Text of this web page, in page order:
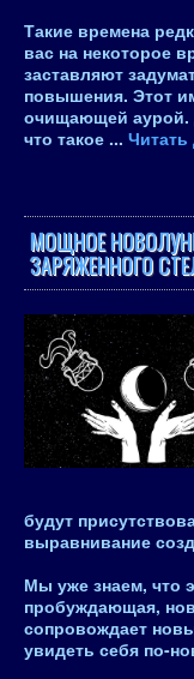
Такие времена
вас на некоторое
заставляют
повышения. Этот
очищающей аурой.
что такое ...
МОЩНОЕ
ЗАРЯЖЕННОГО
будут
выравнивание
Мы уже знаем, что
пробуждающая,
сопровождает
увидеть себя по-